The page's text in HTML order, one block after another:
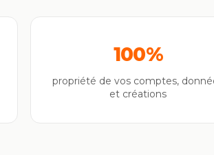
100%
propriété de vos comptes,
et créations